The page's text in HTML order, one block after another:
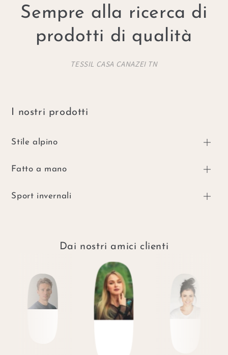
Sempre alla ricerca di
prodotti di qualità
TESSIL CASA CANAZEI TN
I nostri prodotti
Stile alpino
Fatto a mano
Sport invernali
Dai nostri amici clienti